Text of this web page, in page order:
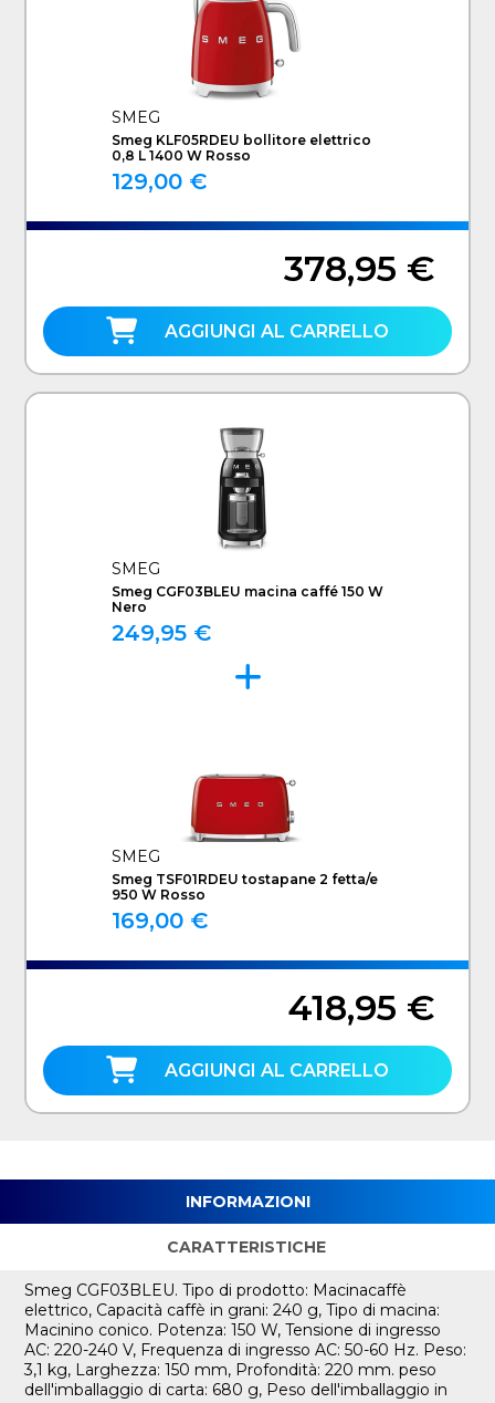
SMEG
Smeg KLF05RDEU bollitore elettrico
0,8 L 1400 W Rosso
129,00 €
378,95 €
AGGIUNGI AL CARRELLO
SMEG
Smeg CGF03BLEU macina caffé 150 W
Nero
249,95 €
SMEG
Smeg TSF01RDEU tostapane 2 fetta/e
950 W Rosso
169,00 €
418,95 €
AGGIUNGI AL CARRELLO
INFORMAZIONI
CARATTERISTICHE
Smeg CGF03BLEU. Tipo di prodotto: Macinacaffè
elettrico, Capacità caffè in grani: 240 g, Tipo di macina:
Macinino conico. Potenza: 150 W, Tensione di ingresso
AC: 220-240 V, Frequenza di ingresso AC: 50-60 Hz. Peso:
3,1 kg, Larghezza: 150 mm, Profondità: 220 mm. peso
dell'imballaggio di carta: 680 g, Peso dell'imballaggio in